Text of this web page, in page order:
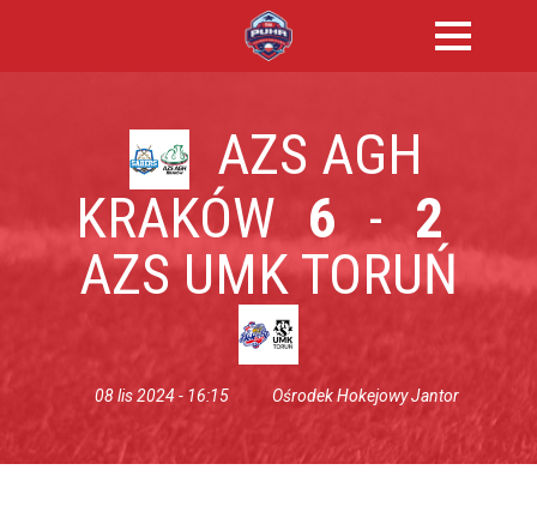
AZS AGH
KRAKÓW 6 - 2
AZS UMK TORUŃ
08 lis 2024 - 16:15 Ośrodek Hokejowy Jantor